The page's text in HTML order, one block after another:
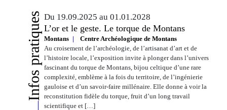
Infos pratiques Du 19.09.2025 au 01.01.2028
L’or et le geste. Le torque de Montans
Montans
Centre Archéologique de Montans
Au croisement de l’archéologie, de l’artisanat d’art et de
l’histoire locale, l’exposition invite à plonger dans l’univers
fascinant du torque de Montans, bijou celtique d’une rare
complexité, emblème à la fois du territoire, de l’ingénierie
gauloise et d’un savoir-faire millénaire. Elle donne à voir la
reconstitution fidèle du torque, fruit d’un long travail
scientifique et […]